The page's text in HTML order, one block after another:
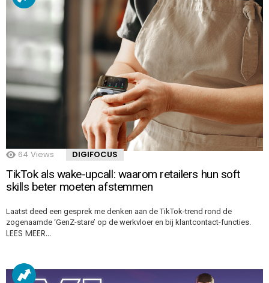
64 Views DIGIFOCUS
TikTok als wake-upcall: waarom retailers hun soft
skills beter moeten afstemmen
Laatst deed een gesprek me denken aan de TikTok-trend rond de
zogenaamde ‘GenZ-stare’ op de werkvloer en bij klantcontact-functies.
LEES MEER…